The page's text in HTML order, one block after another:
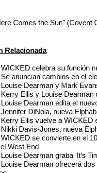
Comes the Sun" (Covent
Relacionada
celebra su función
anuncian cambios en el
Dearman y Mark
Ellis y Louise
Dearman edita el
DiNoia, nueva
Ellis vuelve a WICKED
Davis-Jones, nueva
se convierte en el
West End
Dearman graba ‘It’s
Dearman ofrecerá